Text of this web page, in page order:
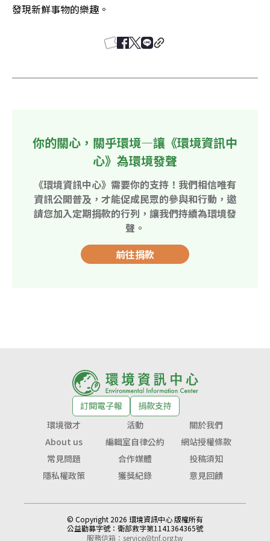
發現新鮮事物的樂趣。
你的關心，關乎環境—讓《環境資訊中
心》為環境發聲
《環境資訊中心》需要你的支持！我們相信唯有
資訊公開普及，才能促成民眾的參與和行動，邀
請您加入定期捐款的行列，讓我們持續為環境發
聲。
前往捐款
訂閱電子報
捐款支持
環境徵才
活動
關於我們
About us
編輯室自律公約
網站授權條款
常見問題
合作媒體
投稿須知
隱私權政策
獲獎紀錄 意見回饋
© Copyright 2026 環境資訊中心 版權所有
公益勸募字號： 衛部救字第1141364365號
服務信箱： service@tnf.org.tw